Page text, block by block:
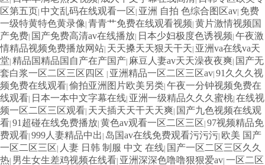
区第五页| 中文乱码在线观看一区| 亚洲 自拍 色综合图区av| 免费
一级特黄特色黄录像 | 青青艹免费在线观看视频| 黄片激情视频国
产免费| 国产免费高清av在线播放| 日本少妇极度色诱视频| 午夜激
情精品视频免费播放网站| 天天搡天天狠天干天| 亚洲va在线va天
堂| 精品国精品国自产在产国产| 麻豆人妻av天天澡夜夜爽| 国产无
套白浆一区二区三区四区 | 亚洲精品一区二区三区av| 91久久久视
频免费在线观看| 偷拍亚洲图片欧美另类| 午夜一分钟视频免费在
线观看| 日本一本中文字幕在线| 亚洲一级精品久久久蜜桃| 在线视
频一区二区三区观看| 天天插天天干天天爽| 国产九色视频在线观
看| 91超碰在线免费播放| 黄色av观看一区二区三区| 97视频精品免
费观看| 999人妻精品中出 | 岛国av在线免费观看污污污| 欧美 国产
一区二区三区| 人妻 日韩 制服 中文 在线| 国产一区二区三区久久
热| 男生女生差鸡视频在线看| 亚洲深深色噜噜狠狠爱av| 一区二区